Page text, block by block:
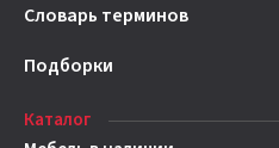
Словарь терминов
Подборки
Каталог